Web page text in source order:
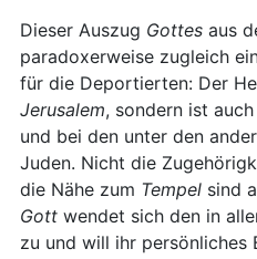
Dieser Auszug Gottes aus
paradoxerweise zugleich
für die Deportierten: Der
Jerusalem, sondern ist
und bei den unter den
Juden. Nicht die
die Nähe zum Tempel sind
Gott wendet sich den in
zu und will ihr persönliches